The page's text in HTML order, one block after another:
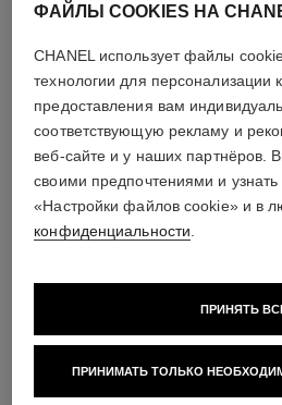
Деликатная Ароматическая
Ночи
Арт. 116260
информацию
ФАЙЛЫ COOKIES НА
CHANEL использует файлы
технологии для персонализации
предоставления вам
соответствующую рекламу и
веб-сайте и у наших партнёров.
своими предпочтениями и
«Настройки файлов cookie» и в
конфиденциальности
ПРИНИМАТЬ ТОЛЬКО
ПРИНЯТЬ